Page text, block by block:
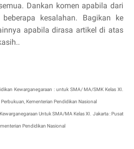
Dankan komen apabila dari
kesalahan. Bagikan ke
apabila dirasa artikel di atas
Kewarganegaraan : untuk SMA/ MA/SMK Kelas XI.
Kementerian Pendidikan Nasional
Untuk SMA/MA Kelas XI. Jakarta : Pusat
Pendidikan Nasional